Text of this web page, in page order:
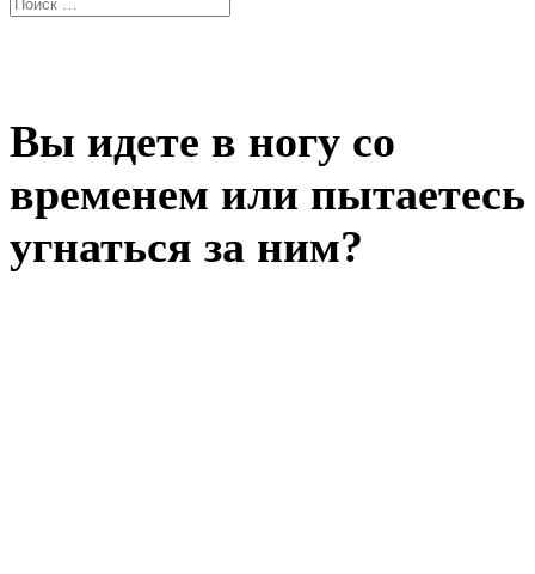
Вы идете в ногу со
временем или пытаетесь
угнаться за ним?